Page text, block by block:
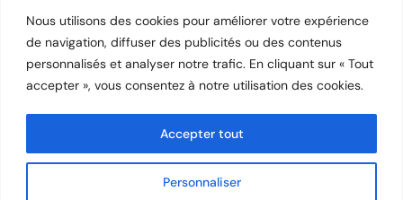
Nous utilisons des cookies pour améliorer votre expérience
de navigation, diffuser des publicités ou des contenus
personnalisés et analyser notre trafic. En cliquant sur « Tout
accepter », vous consentez à notre utilisation des cookies.
Personnaliser
Accepter tout
CONTACT
03 81 52 99 51
33 Rue du Général Brulard, 25000 Besançon